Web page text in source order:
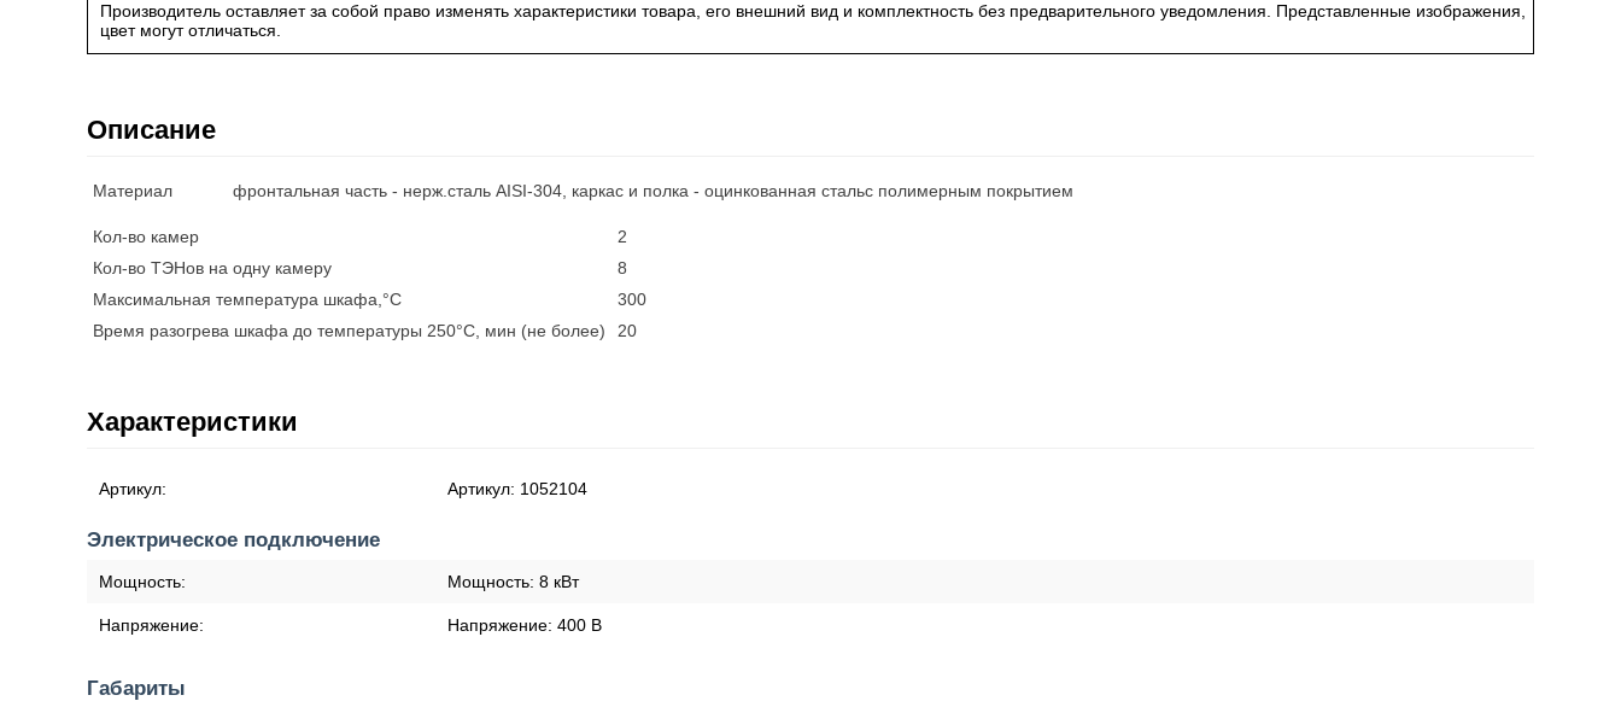
Производитель оставляет за собой право изменять характеристики товара, его внешний вид и комплектность без предварительного уведомления. Представленные изображения,
цвет могут отличаться.
Описание
Материал фронтальная часть - нерж.сталь AISI-304, каркас и полка - оцинкованная стальс полимерным покрытием
Кол-во камер
2
Кол-во ТЭНов на одну камеру
8
Максимальная температура шкафа,°С
300
Время разогрева шкафа до температуры 250°С, мин (не более)
20
Характеристики
Артикул: Артикул: 1052104
Электрическое подключение
Мощность: Мощность: 8 кВт
Напряжение: Напряжение: 400 В
Габариты